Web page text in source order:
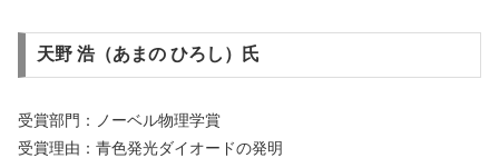
天野 浩（あまの ひろし）氏
受賞部門：ノーベル物理学賞
受賞理由：青色発光ダイオードの発明